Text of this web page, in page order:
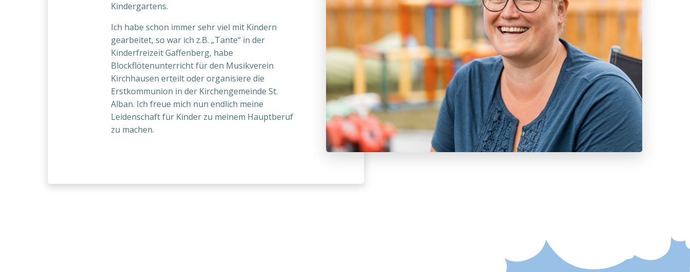
Kindergartens.
Ich habe schon immer sehr viel mit Kindern
gearbeitet, so war ich z.B. „Tante“ in der
Kinderfreizeit Gaffenberg, habe
Blockflötenunterricht für den Musikverein
Kirchhausen erteilt oder organisiere die
Erstkommunion in der Kirchengemeinde St.
Alban. Ich freue mich nun endlich meine
Leidenschaft für Kinder zu meinem Hauptberuf
zu machen.